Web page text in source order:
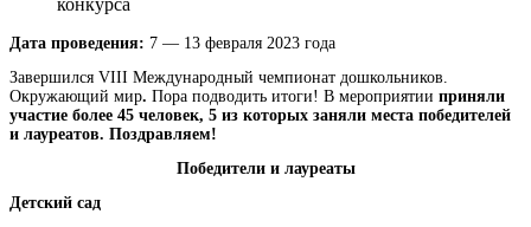
конкурса
Дата проведения: 7 — 13 февраля 2023 года
Завершился VIII Международный чемпионат дошкольников.
Окружающий мир. Пора подводить итоги! В мероприятии приняли
участие более 45 человек, 5 из которых заняли места победителей
и лауреатов. Поздравляем!
Победители и лауреаты
Детский сад